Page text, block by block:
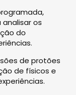
os
do
de protões
de físicos e